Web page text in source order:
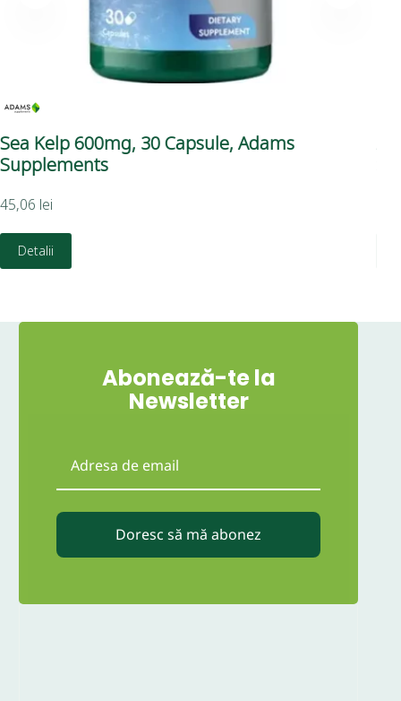
Sea Kelp 600mg, 30 Capsule, Adams
Supplements
45,06 lei
Detalii
Abonează-te la
Newsletter
Doresc să mă abonez